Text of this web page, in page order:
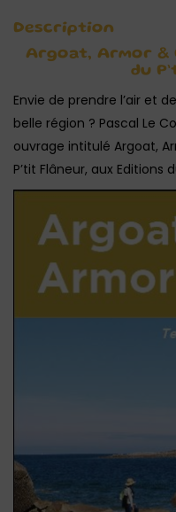
Description
Argoat, Armor &
du
Envie de prendre l’air et
belle région ? Pascal Le
ouvrage intitulé Argoat,
P’tit Flâneur, aux Editions